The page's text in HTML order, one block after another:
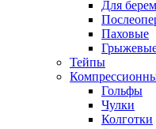
Для
Паховые
Тейпы
Гольфы
Чулки
Колготки